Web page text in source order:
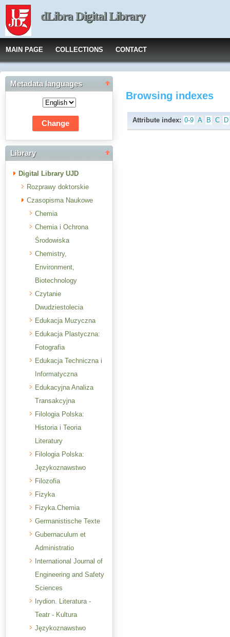
dLibra Digital Library
MAIN PAGE COLLECTIONS CONTACT
Metadata languages
Library
Digital Library UJD
Rozprawy doktorskie
Czasopisma Naukowe
Chemia
Chemia i Ochrona
Środowiska
Chemistry,
Environment,
Biotechnology
Czytanie
Dwudziestolecia
Edukacja Muzyczna
Edukacja Plastyczna:
Fotografia
Edukacja Techniczna i
Informatyczna
Edukacyjna Analiza
Transakcyjna
Filologia Polska:
Historia i Teoria
Literatury
Filologia Polska:
Językoznawstwo
Filozofia
Fizyka
Fizyka.Chemia
Germanistische Texte
Gubernaculum et
Administratio
International Journal of
Engineering and Safety
Sciences
Irydion. Literatura -
Teatr - Kultura
Językoznawstwo
Browsing indexes
Attribute index: 0-9 A B C D